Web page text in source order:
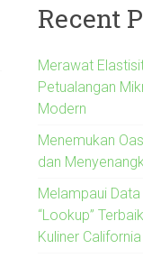
Recent
Merawat
Petualangan
Modern
Menemukan
dan
Melampaui
“Lookup”
Kuliner California